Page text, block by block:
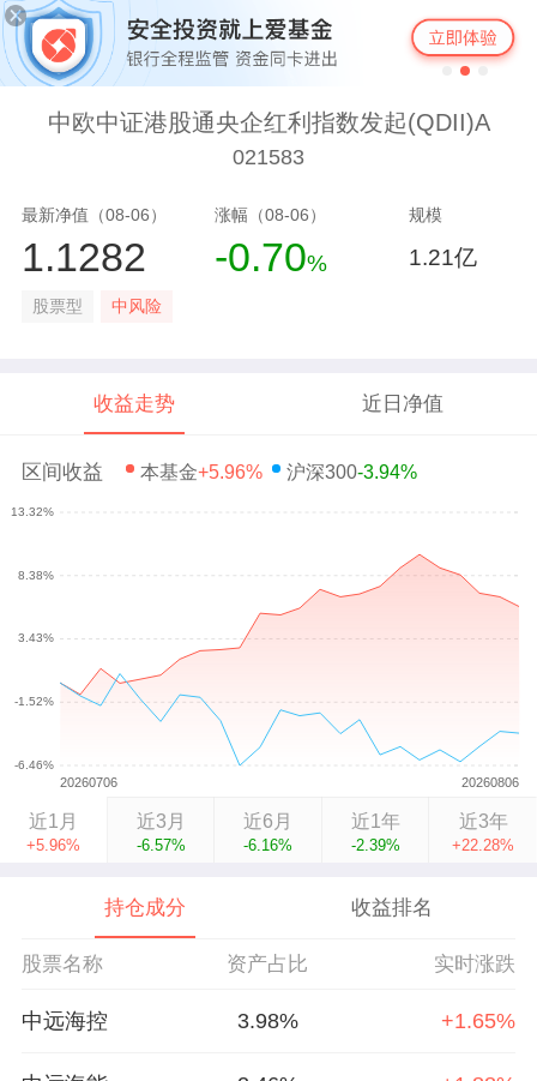
中欧中证港股通央企红利指数发起(QDII)A
021583
最新净值（08-06）
1.1282
涨幅（08-06）
-0.70%
规模
1.21亿
股票型 中风险
收益走势 近日净值
区间收益 本基金+5.96% 沪深300-3.94%
近1月
+5.96%
近3月
-6.57%
近6月
-6.16%
近1年
-2.39%
近3年
+22.28%
持仓成分 收益排名
股票名称 资产占比 实时涨跌
中远海控 3.98% +1.65%